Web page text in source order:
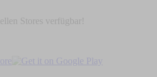
Stores verfügbar!